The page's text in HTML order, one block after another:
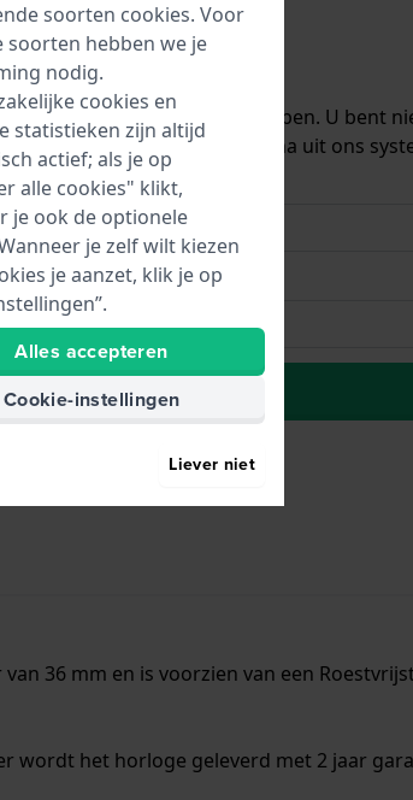
het weer op voorraad hebben. U bent
wordt onmiddellijk daarna uit ons
Plaats in wenslijst
36 mm en is voorzien van een
wordt het horloge geleverd met 2 jaar
soorten cookies. Voor
soorten hebben we je
nodig.
cookies en
statistieken zijn altijd
actief; als je op
alle cookies" klikt,
je ook de optionele
je zelf wilt kiezen
je aanzet, klik je op
Alles accepteren
Cookie-instellingen
Liever niet